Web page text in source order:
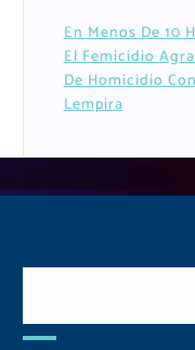
En Menos De 10
El Femicidio
De Homicidio
Lempira